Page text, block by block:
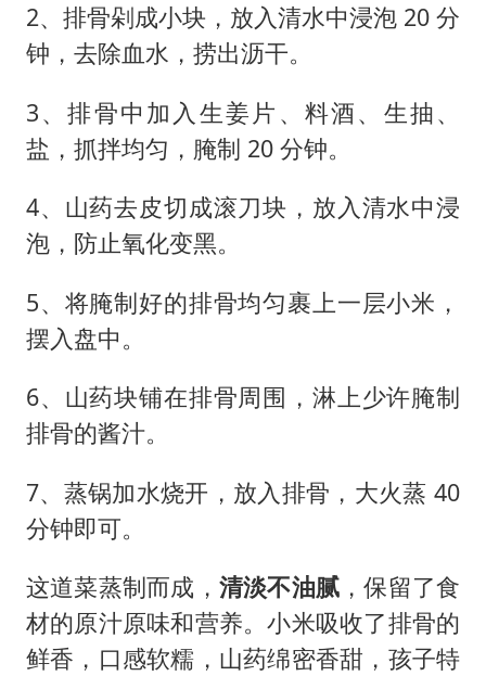
2、排骨剁成小块，放入清水中浸泡 20 分
钟，去除血水，捞出沥干。
3、排骨中加入生姜片、料酒、生抽、
盐，抓拌均匀，腌制 20 分钟。
4、山药去皮切成滚刀块，放入清水中浸
泡，防止氧化变黑。
5、将腌制好的排骨均匀裹上一层小米，
摆入盘中。
6、山药块铺在排骨周围，淋上少许腌制
排骨的酱汁。
7、蒸锅加水烧开，放入排骨，大火蒸 40
分钟即可。
这道菜蒸制而成， 清淡不油腻 ，保留了食
材的原汁原味和营养。小米吸收了排骨的
鲜香，口感软糯，山药绵密香甜，孩子特